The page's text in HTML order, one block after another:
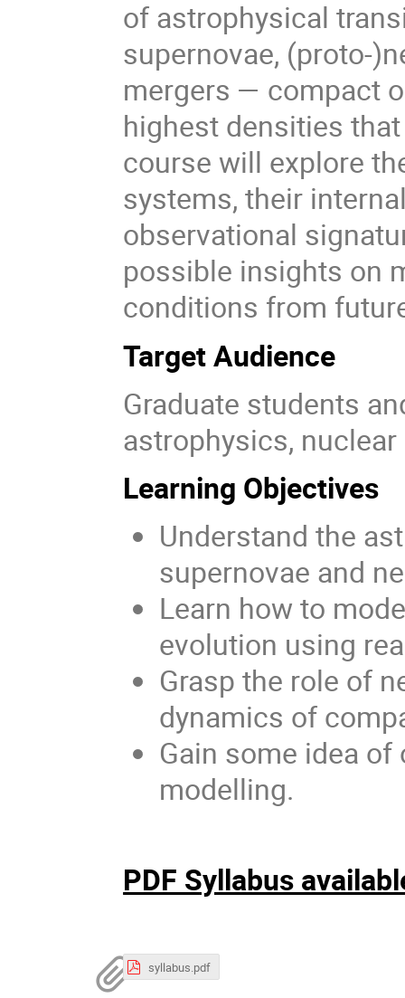
of astrophysical
supernovae, (proto-
mergers — compact
highest densities
course will explore
systems, their
observational
possible insights on
conditions from
Target Audience
Graduate students
astrophysics,
Learning Objectives
Understand the
supernovae and
Learn how to
evolution using
Grasp the role of
dynamics of
Gain some idea
modelling.
PDF Syllabus
syllabus.pdf